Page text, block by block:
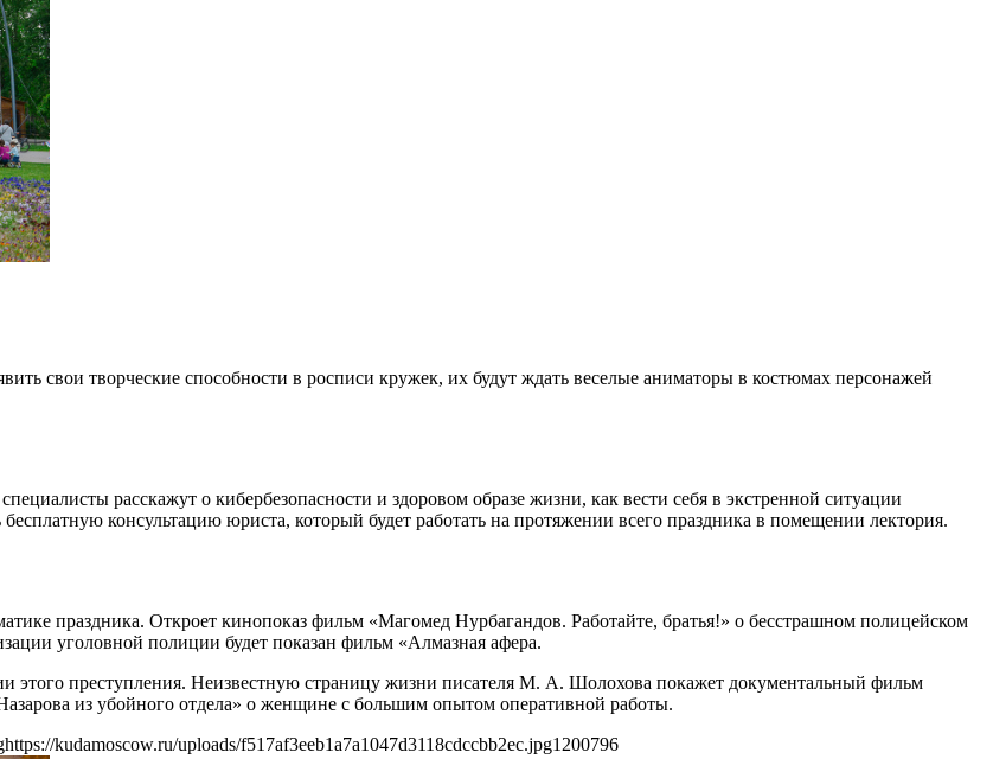
свои творческие способности в росписи кружек, их будут ждать веселые аниматоры в костюмах персонажей
расскажут о кибербезопасности и здоровом образе жизни, как вести себя в экстренной ситуации
консультацию юриста, который будет работать на протяжении всего праздника в помещении лектория.
праздника. Откроет кинопоказ фильм «Магомед Нурбагандов. Работайте, братья!» о бесстрашном полицейском
уголовной полиции будет показан фильм «Алмазная афера.
этого преступления. Неизвестную страницу жизни писателя М. А. Шолохова покажет документальный фильм
из убойного отдела» о женщине с большим опытом оперативной работы.
https://kudamoscow.ru/uploads/f517af3eeb1a7a1047d3118cdccbb2ec.jpg1200796